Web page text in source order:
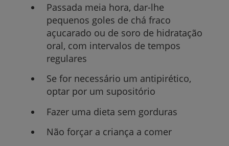
Passada meia hora, dar-lhe
pequenos goles de chá fraco
açucarado ou de soro de hidratação
oral, com intervalos de tempos
regulares
Se for necessário um antipirético,
optar por um supositório
Fazer uma dieta sem gorduras
Não forçar a criança a comer